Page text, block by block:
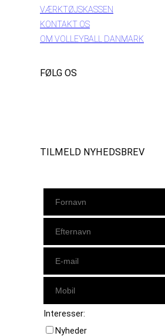
VÆRKTØJSKASSEN
KONTAKT OS
OM VOLLEYBALL DANMARK
FØLG OS
TILMELD NYHEDSBREV
Interesser:
Nyheder